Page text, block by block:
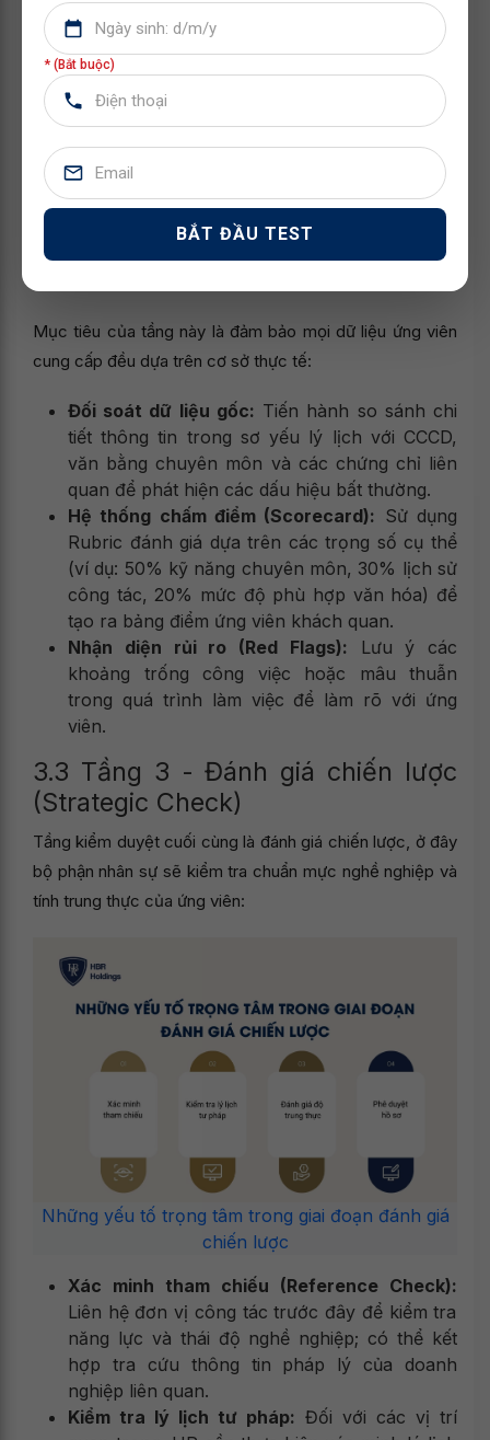
Sàng lọc ban đầu:
Kiểm tra hình thức hồ sơ,
ảnh chân dung, tính thống nhất của thông tin
cá nhân và lưu ý các điểm bất thường trong
mốc thời gian.
3.2 Tầng 2 - Đối chiếu chuyên sâu
(In-depth Check)
Sau khi vượt qua tầng lọc, hồ sơ sẽ được chuyên viên
HR thẩm định để đánh giá tính xác thực và tiềm năng của
Mục tiêu của tầng này là đảm bảo mọi dữ liệu ứng viên
cung cấp đều dựa trên cơ sở thực tế:
Đối soát dữ liệu gốc: Tiến hành so sánh chi
tiết thông tin trong sơ yếu lý lịch với CCCD,
văn bằng chuyên môn và các chứng chỉ liên
quan để phát hiện các dấu hiệu bất thường.
Hệ thống chấm điểm (Scorecard): Sử dụng
Rubric đánh giá dựa trên các trọng số cụ thể
(ví dụ: 50% kỹ năng chuyên môn, 30% lịch sử
công tác, 20% mức độ phù hợp văn hóa) để
tạo ra bảng điểm ứng viên khách quan.
Nhận diện rủi ro (Red Flags): Lưu ý các
khoảng trống công việc hoặc mâu thuẫn
trong quá trình làm việc để làm rõ với ứng
viên.
3.3 Tầng 3 - Đánh giá chiến lược
(Strategic Check)
Tầng kiểm duyệt cuối cùng là đánh giá chiến lược, ở đây
bộ phận nhân sự sẽ kiểm tra chuẩn mực nghề nghiệp và
tính trung thực của ứng viên:
Những yếu tố trọng tâm trong giai đoạn đánh giá
chiến lược
Xác minh tham chiếu (Reference Check):
Liên hệ đơn vị công tác trước đây để kiểm tra
năng lực và thái độ nghề nghiệp; có thể kết
hợp tra cứu thông tin pháp lý của doanh
nghiệp liên quan.
Kiểm tra lý lịch tư pháp: Đối với các vị trí
* (Bắt buộc)
BẮT ĐẦU TEST